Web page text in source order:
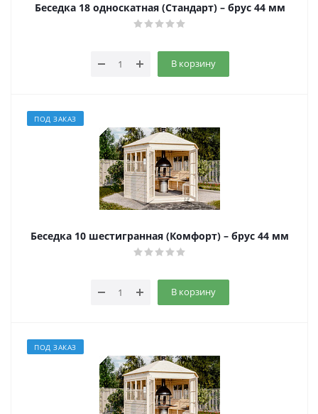
Беседка 18 односкатная (Стандарт) – брус 44 мм
В корзину
ПОД ЗАКАЗ
Беседка 10 шестигранная (Комфорт) – брус 44 мм
В корзину
ПОД ЗАКАЗ